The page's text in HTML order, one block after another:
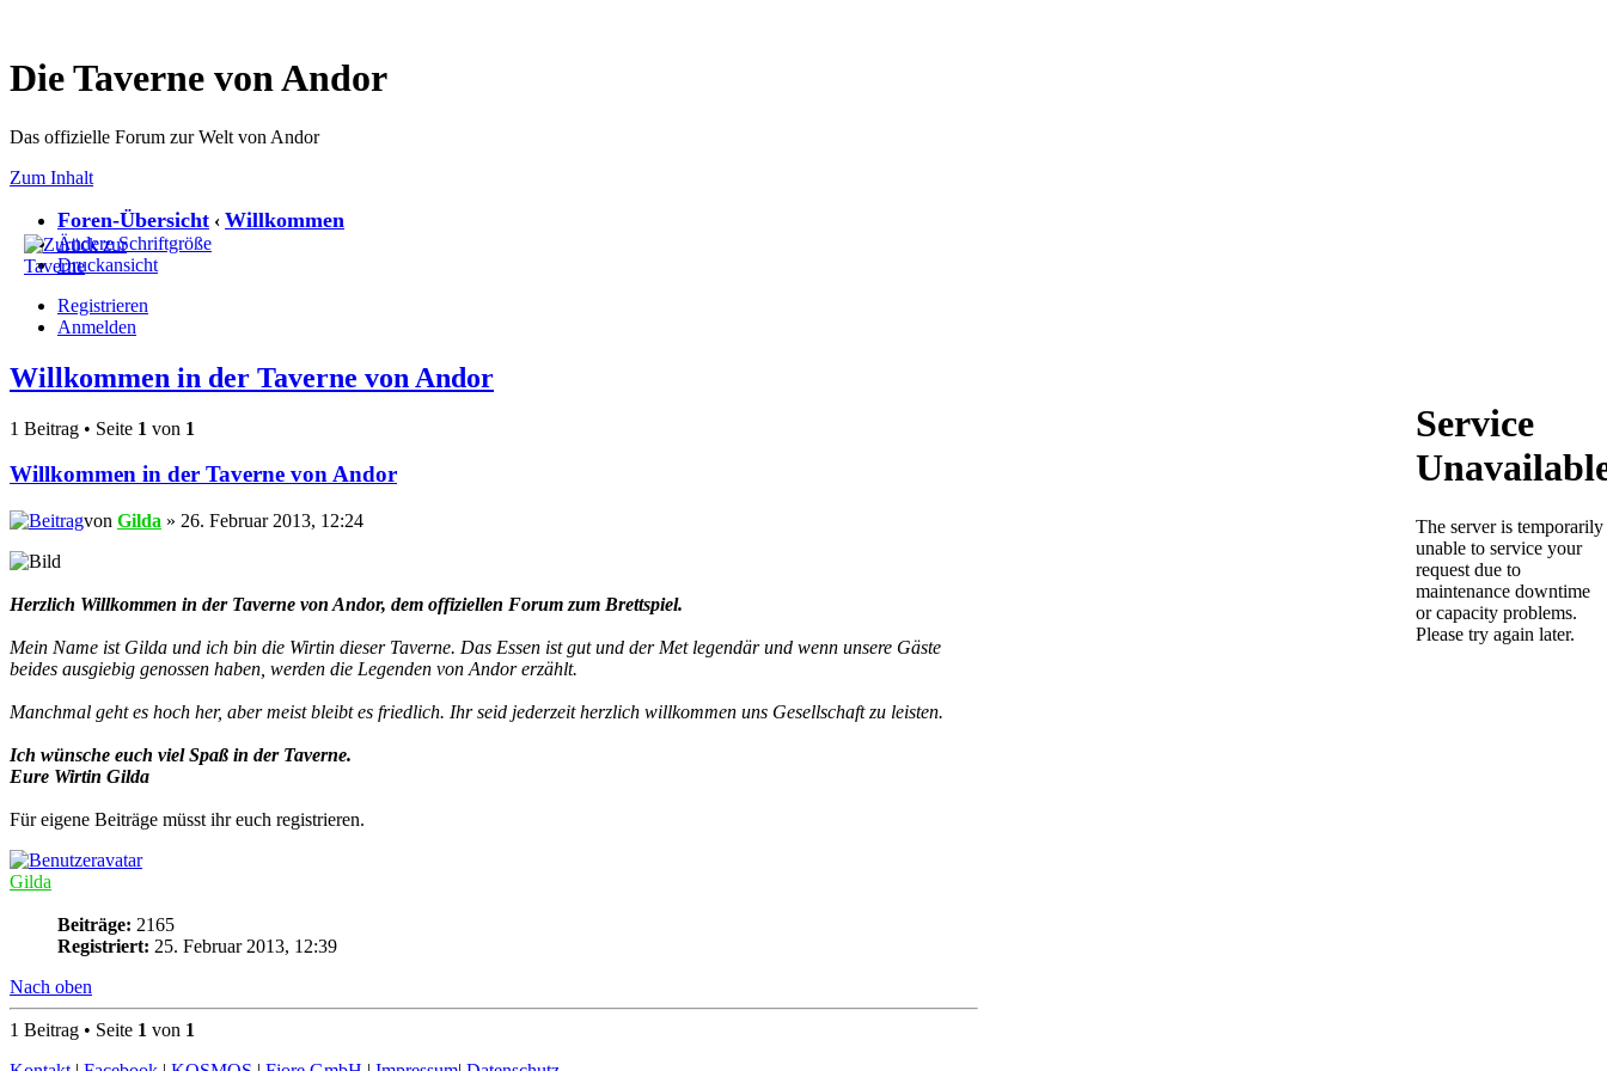
Die Taverne von Andor
Das offizielle Forum zur Welt von Andor
Zum Inhalt
Foren-Übersicht ‹ Willkommen
Ändere Schriftgröße
Druckansicht
Registrieren
Anmelden
Willkommen in der Taverne von Andor
1 Beitrag • Seite 1 von 1
Willkommen in der Taverne von Andor
von Gilda » 26. Februar 2013, 12:24
Herzlich Willkommen in der Taverne von Andor, dem offiziellen Forum zum Brettspiel.
Mein Name ist Gilda und ich bin die Wirtin dieser Taverne. Das Essen ist gut und der Met legendär und wenn unsere Gäste
beides ausgiebig genossen haben, werden die Legenden von Andor erzählt.
Manchmal geht es hoch her, aber meist bleibt es friedlich. Ihr seid jederzeit herzlich willkommen uns Gesellschaft zu leisten.
Ich wünsche euch viel Spaß in der Taverne.
Eure Wirtin Gilda
Für eigene Beiträge müsst ihr euch registrieren.
Gilda
Beiträge: 2165
Registriert: 25. Februar 2013, 12:39
Nach oben
1 Beitrag • Seite 1 von 1